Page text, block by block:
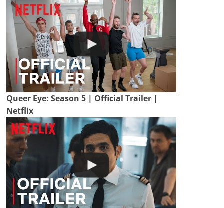
Queer Eye: Season 5 | Official Trailer |
Netflix